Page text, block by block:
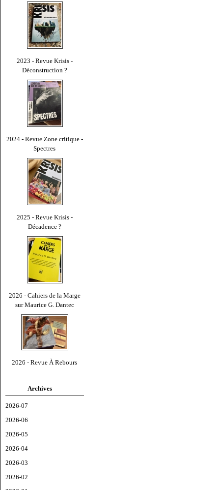
2023 - Revue Krisis -
Déconstruction ?
2024 - Revue Zone critique -
Spectres
2025 - Revue Krisis -
Décadence ?
2026 - Cahiers de la Marge
sur Maurice G. Dantec
2026 - Revue À Rebours
Archives
2026-07
2026-06
2026-05
2026-04
2026-03
2026-02